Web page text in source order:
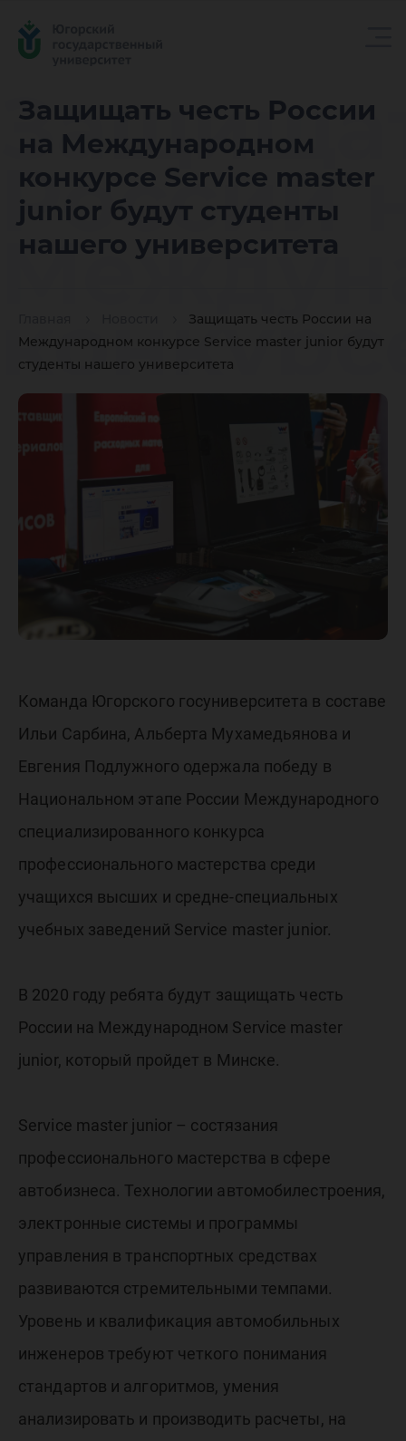
Защищать честь России
на Международном
конкурсе Service master
junior будут студенты
нашего университета
Защищать честь России на
Международном конкурсе Service master junior будут
студенты нашего университета
России
master
будут
нашего
Команда Югорского госуниверситета в составе
Ильи Сарбина, Альберта Мухамедьянова и
Евгения Подлужного одержала победу в
Национальном этапе России Международного
специализированного конкурса
профессионального мастерства среди
учащихся высших и средне-специальных
учебных заведений Service master junior.
В 2020 году ребята будут защищать честь
России на Международном Service master
junior, который пройдет в Минске.
Service master junior – состязания
профессионального мастерства в сфере
автобизнеса. Технологии автомобилестроения,
электронные системы и программы
управления в транспортных средствах
развиваются стремительными темпами.
Уровень и квалификация автомобильных
инженеров требуют четкого понимания
стандартов и алгоритмов, умения
анализировать и производить расчеты, на